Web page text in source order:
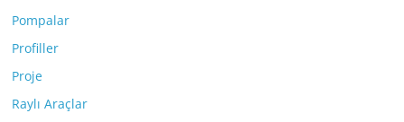
Pompalar
Profiller
Proje
Raylı Araçlar